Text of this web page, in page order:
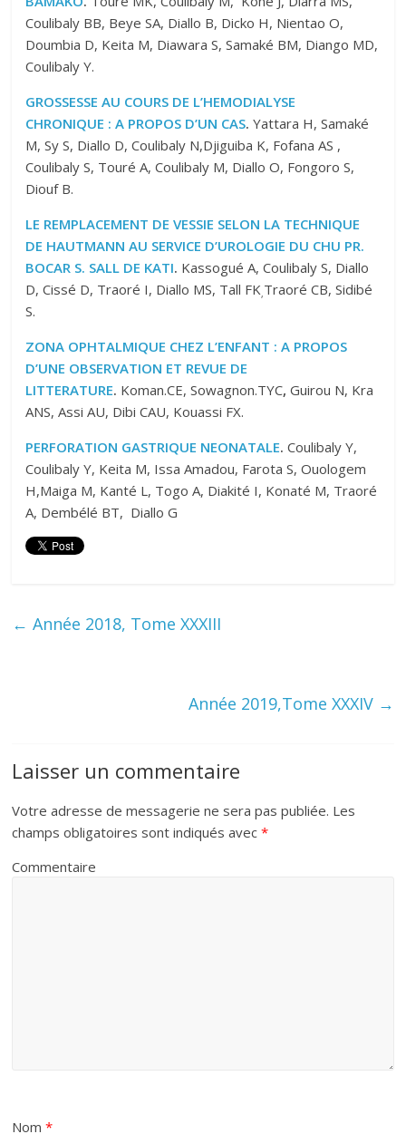
Coulibaly BB, Beye SA, Diallo B, Dicko H, Nientao O,
Doumbia D, Keita M, Diawara S, Samaké BM, Diango MD,
Coulibaly Y.
GROSSESSE AU COURS DE L’HEMODIALYSE
CHRONIQUE : A PROPOS D’UN CAS.Yattara H, Samaké
M, Sy S, Diallo D, Coulibaly N,Djiguiba K, Fofana AS ,
Coulibaly S, Touré A, Coulibaly M, Diallo O, Fongoro S,
Diouf B.
LE REMPLACEMENT DE VESSIE SELON LA TECHNIQUE
DE HAUTMANN AU SERVICE D’UROLOGIE DU CHU PR.
BOCAR S. SALL DE KATI. Kassogué A, Coulibaly S, Diallo
D, Cissé D, Traoré I, Diallo MS, Tall FK,Traoré CB, Sidibé
S.
ZONA OPHTALMIQUE CHEZ L’ENFANT : A PROPOS
D’UNE OBSERVATION ET REVUE DE
LITTERATURE. Koman.CE, Sowagnon.TYC,Guirou N, Kra
ANS, Assi AU, Dibi CAU, Kouassi FX.
PERFORATION GASTRIQUE NEONATALE.Coulibaly Y,
Coulibaly Y, Keita M, Issa Amadou, Farota S, Ouologem
H,Maiga M, Kanté L, Togo A, Diakité I, Konaté M, Traoré
A, Dembélé BT, Diallo G
← Année 2018, Tome XXXIII
Année 2019,Tome XXXIV →
Laisser un commentaire
Votre adresse de messagerie ne sera pas publiée. Les
champs obligatoires sont indiqués avec*
Commentaire
Nom*